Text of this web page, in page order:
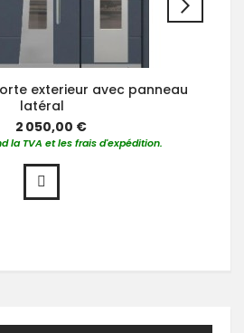
exterieur avec panneau
latéral
2 050,00 €
la TVA et les frais d'expédition.